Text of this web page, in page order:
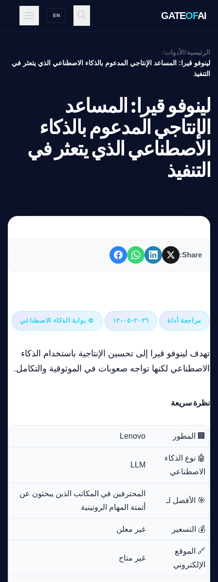
GATEOFAI
EN
الرئيسية/ الأدوات/
لينوفو قيرا: المساعد الإنتاجي المدعوم بالذكاء الاصطناعي الذي يتعثر في
التنفيذ
لينوفو قيرا: المساعد
الإنتاجي المدعوم بالذكاء
الاصطناعي الذي يتعثر في
التنفيذ
Share:
مراجعة أداة ٢٠٢٦-٠٥-١٢ © بوابة الذكاء الاصطناعي
تهدف لينوفو قيرا إلى تحسين الإنتاجية باستخدام الذكاء
الاصطناعي لكنها تواجه صعوبات في الموثوقية والتكامل.
نظرة سريعة
🏢 المطور Lenovo
🤖 نوع الذكاء
الاصطناعي
LLM
🎯 الأفضل لـ
المحترفين في المكاتب الذين يبحثون عن
أتمتة المهام الروتينية
💰 التسعير غير معلن
🔗 الموقع
الإلكتروني
غير متاح